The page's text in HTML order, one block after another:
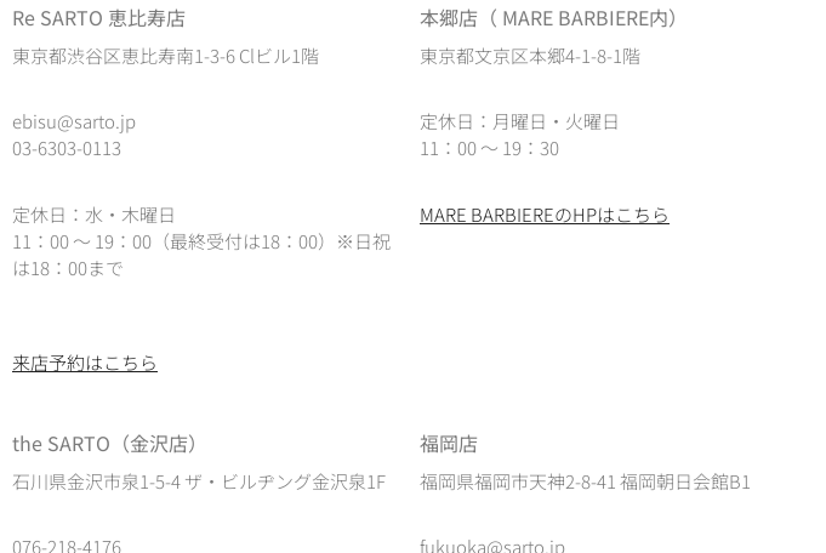
Re SARTO 恵比寿店
東京都渋谷区恵比寿南1-3-6 Clビル1階
ebisu@sarto.jp
03-6303-0113
定休日：水・木曜日
11：00 ～ 19：00（最終受付は18：00） ※日祝
は18：00まで
本郷店（ MARE BARBIERE内）
東京都文京区本郷4-1-8-1階
定休日：月曜日・火曜日
11：00 ～ 19：30
MARE BARBIEREのHPはこちら
来店予約はこちら
the SARTO（金沢店）
石川県金沢市泉1-5-4 ザ・ビルヂング金沢泉1F
076-218-4176
福岡店
福岡県福岡市天神2-8-41 福岡朝日会館B1
fukuoka@sarto.jp